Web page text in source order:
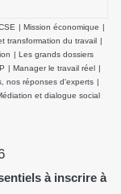
| Mission économique |
transformation du travail |
| Les grands dossiers
| Manager le travail réel |
nos réponses d'experts |
et dialogue social
à inscrire à